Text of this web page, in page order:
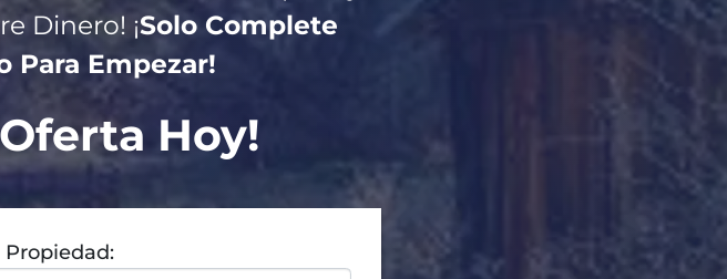
Dinero! ¡Solo Complete
Para Empezar!
Hoy!